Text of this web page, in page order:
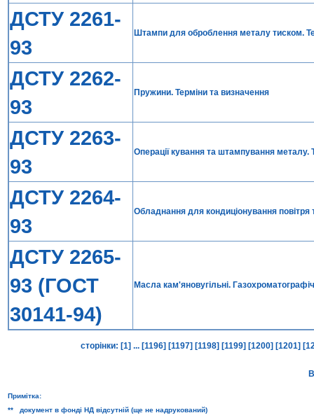
ДСТУ 2261-
93
Штампи для оброблення металу тиском.
ДСТУ 2262-
93
Пружини. Терміни та визначення
ДСТУ 2263-
93
Операції кування та штампування металу.
ДСТУ 2264-
93
Обладнання для кондиціонування повітря
ДСТУ 2265-
93 (ГОСТ
30141-94)
Масла кам'яновугільні.
сторінки: [1] ...[1196] [1197] [1198] [1199] [1200] [1201]
Примітка:
** документ в фонді НД відсутній (ще не надрукований)